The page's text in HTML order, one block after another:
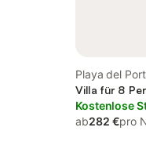
Playa del
Villa für 8
Kostenlose
ab282 €pro